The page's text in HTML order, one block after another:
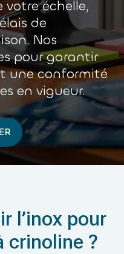
échelle,
de
Nos
pour garantir
une conformité
en vigueur.
l’inox pour
crinoline ?